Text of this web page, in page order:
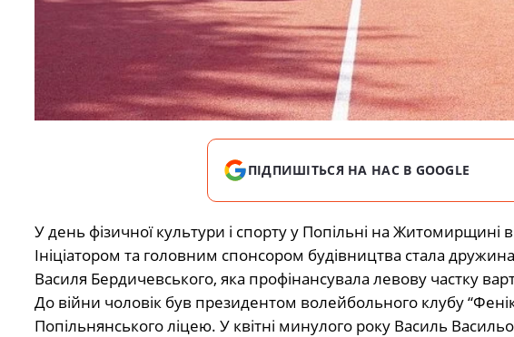
ПІДПИШІТЬСЯ НА НАС В GOOGLE
У день фізичної культури і спорту у Попільні на
Ініціатором та головним спонсором будівництва стала
Василя Бердичевського, яка профінансувала левову частку
До війни чоловік був президентом волейбольного клубу
Попільнянського ліцею. У квітні минулого року Василь